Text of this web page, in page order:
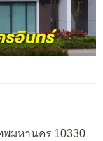
มหานคร 10330